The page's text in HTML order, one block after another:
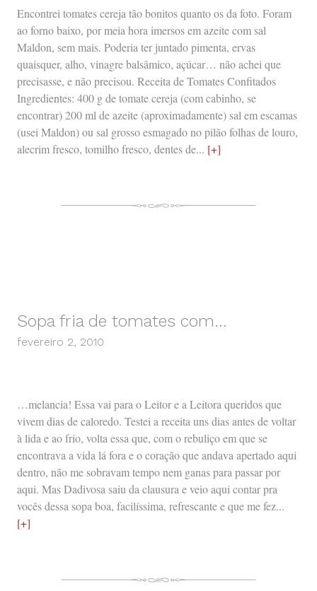
Encontrei tomates cereja tão bonitos quanto os da foto. Foram
ao forno baixo, por meia hora imersos em azeite com sal
Maldon, sem mais. Poderia ter juntado pimenta, ervas
quaisquer, alho, vinagre balsâmico, açúcar… não achei que
precisasse, e não precisou. Receita de Tomates Confitados
Ingredientes: 400 g de tomate cereja (com cabinho, se
encontrar) 200 ml de azeite (aproximadamente) sal em escamas
(usei Maldon) ou sal grosso esmagado no pilão folhas de louro,
alecrim fresco, tomilho fresco, dentes de... [+]
Sopa fria de tomates com…
fevereiro 2, 2010
…melancia! Essa vai para o Leitor e a Leitora queridos que
vivem dias de caloredo. Testei a receita uns dias antes de voltar
à lida e ao frio, volta essa que, com o rebuliço em que se
encontrava a vida lá fora e o coração que andava apertado aqui
dentro, não me sobravam tempo nem ganas para passar por
aqui. Mas Dadivosa saiu da clausura e veio aqui contar pra
vocês dessa sopa boa, facilíssima, refrescante e que me fez...
[+]